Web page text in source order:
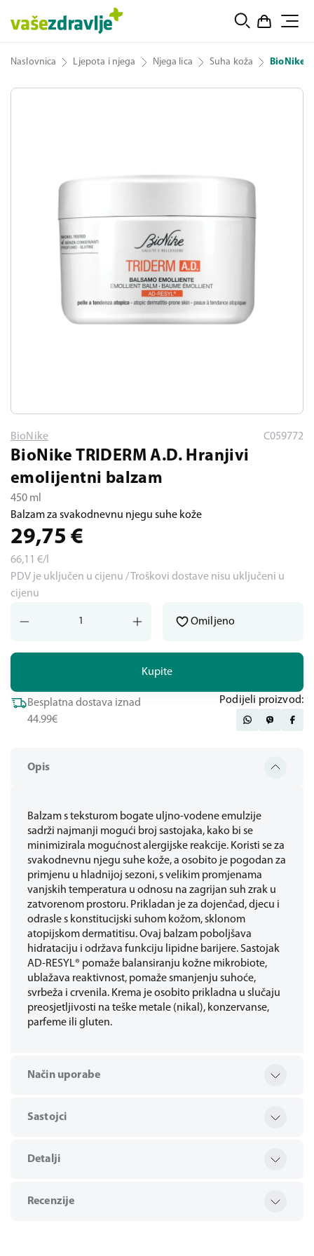
Naslovnica Ljepota i njega Njega lica Suha koža BioNike
Opis
Balzam s teksturom bogate uljno-vodene emulzije
sadrži najmanji mogući broj sastojaka, kako bi se
minimizirala mogućnost alergijske reakcije. Koristi se za
svakodnevnu njegu suhe kože, a osobito je pogodan za
primjenu u hladnijoj sezoni, s velikim promjenama
vanjskih temperatura u odnosu na zagrijan suh zrak u
zatvorenom prostoru. Prikladan je za dojenčad, djecu i
odrasle s konstitucijski suhom kožom, sklonom
atopijskom dermatitisu. Ovaj balzam poboljšava
hidrataciju i održava funkciju lipidne barijere. Sastojak
AD-RESYL® pomaže balansiranju kožne mikrobiote,
ublažava reaktivnost, pomaže smanjenju suhoće,
svrbeža i crvenila. Krema je osobito prikladna u slučaju
preosjetljivosti na teške metale (nikal), konzervanse,
parfeme ili gluten.
Način uporabe
Sastojci
Detalji
Recenzije
BioNike C059772
BioNike TRIDERM A.D. Hranjivi
emolijentni balzam
450 ml
Balzam za svakodnevnu njegu suhe kože
29,75 €
66,11 €/l
PDV je uključen u cijenu / Troškovi dostave nisu uključeni u
cijenu
Kupite
Omiljeno
Besplatna dostava iznad
44.99€
Podijeli proizvod: